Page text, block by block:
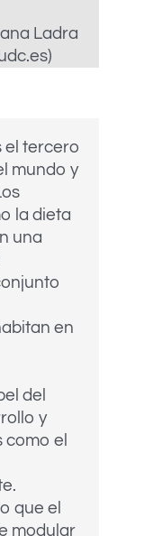
Ladra
el tercero
mundo y
la dieta
una
en
del
y
el
que el
modular